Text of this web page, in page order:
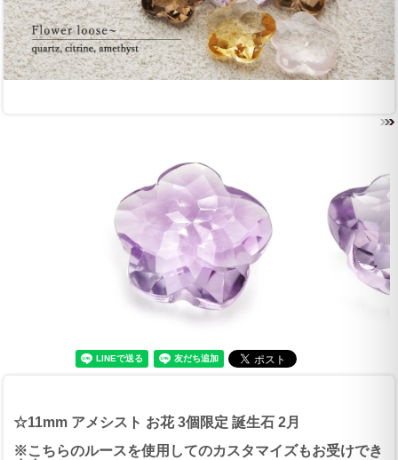
☆11mm アメシスト お花 3個限定 誕生石 2月
※こちらのルースを使用してのカスタマイズもお受けでき